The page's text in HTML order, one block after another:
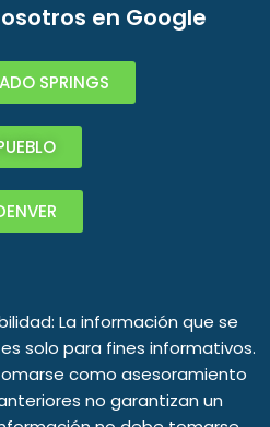
en Google
SPRINGS
La información que se
solo para fines informativos.
como asesoramiento
no garantizan un